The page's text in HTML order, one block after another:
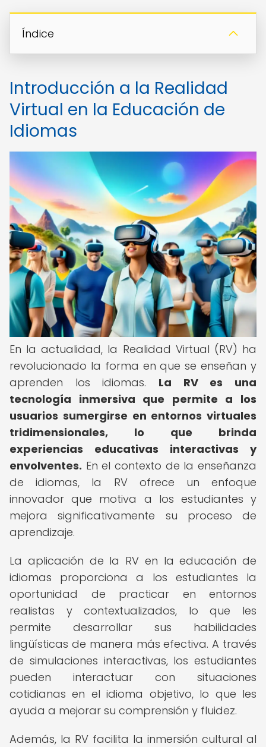
Índice
Introducción a la Realidad
Virtual en la Educación de
Idiomas
En la actualidad, la Realidad Virtual (RV) ha
revolucionado la forma en que se enseñan y
aprenden los idiomas. La RV es una
tecnología inmersiva que permite a los
usuarios sumergirse en entornos virtuales
tridimensionales, lo que brinda
experiencias educativas interactivas y
envolventes. En el contexto de la enseñanza
de idiomas, la RV ofrece un enfoque
innovador que motiva a los estudiantes y
mejora significativamente su proceso de
aprendizaje.
La aplicación de la RV en la educación de
idiomas proporciona a los estudiantes la
oportunidad de practicar en entornos
realistas y contextualizados, lo que les
permite desarrollar sus habilidades
lingüísticas de manera más efectiva. A través
de simulaciones interactivas, los estudiantes
pueden interactuar con situaciones
cotidianas en el idioma objetivo, lo que les
ayuda a mejorar su comprensión y fluidez.
Además, la RV facilita la inmersión cultural al